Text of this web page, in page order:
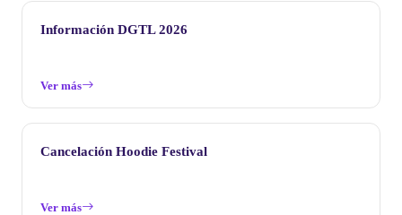
Información DGTL 2026
Ver más
Cancelación Hoodie Festival
Ver más